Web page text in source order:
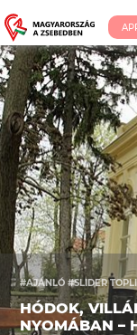
#AJÁNLÓ #SLIDER
HÓDOK,
NYOMÁBAN –